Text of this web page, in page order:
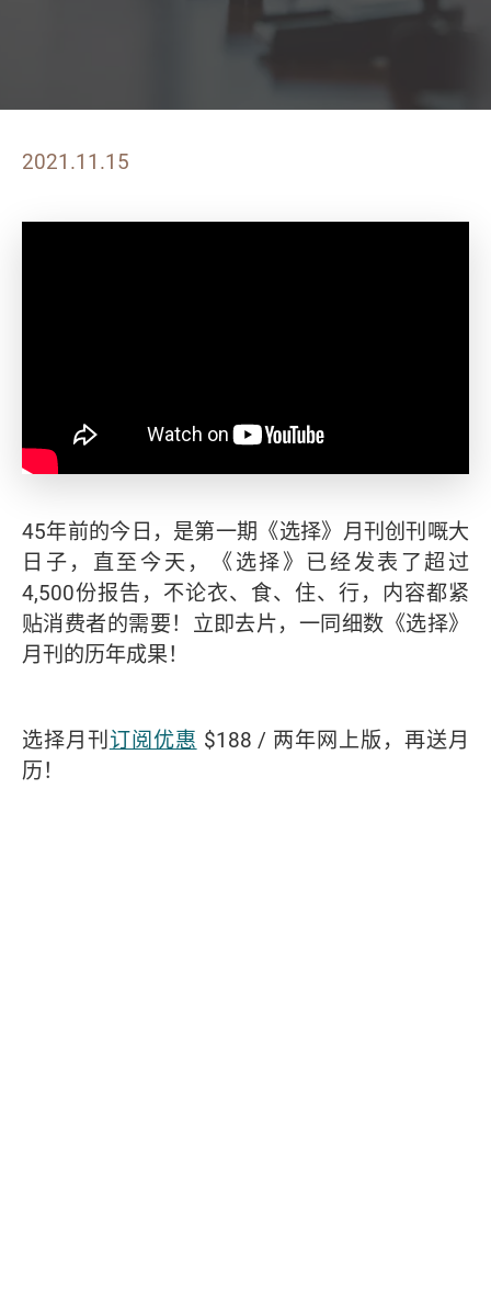
2021.11.15
45年前的今日，是第一期《选择》月刊创刊嘅大
日子，直至今天，《选择》已经发表了超过
4,500份报告，不论衣、食、住、行，内容都紧
贴消费者的需要！立即去片，一同细数《选择》
月刊的历年成果！
选择月刊订阅优惠 $188 / 两年网上版，再送月
历！